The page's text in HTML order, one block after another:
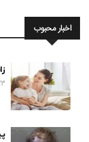
اخبار محبوب
23